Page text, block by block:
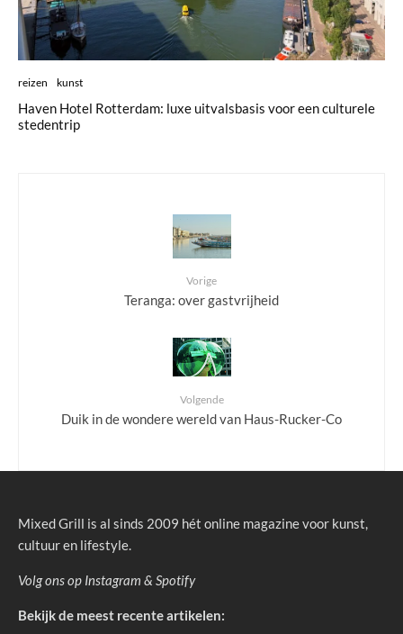
reizen kunst
Haven Hotel Rotterdam: luxe uitvalsbasis voor een culturele
stedentrip
Vorige
Teranga: over gastvrijheid
Volgende
Duik in de wondere wereld van Haus-Rucker-Co
Mixed Grill is al sinds 2009 hét online magazine voor kunst,
cultuur en lifestyle.
Volg ons op Instagram & Spotify
Bekijk de meest recente artikelen: